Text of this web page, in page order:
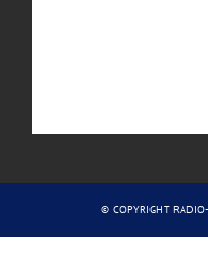
© COPYRIGHT